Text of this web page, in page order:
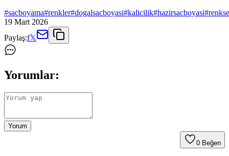
#sacboyama#renkler#dogalsacboyasi#kalicilik#hazirsacboyasi#
19 Mart 2026
Paylaş:f𝕏
Yorumlar:
Yorum
0 Beğen